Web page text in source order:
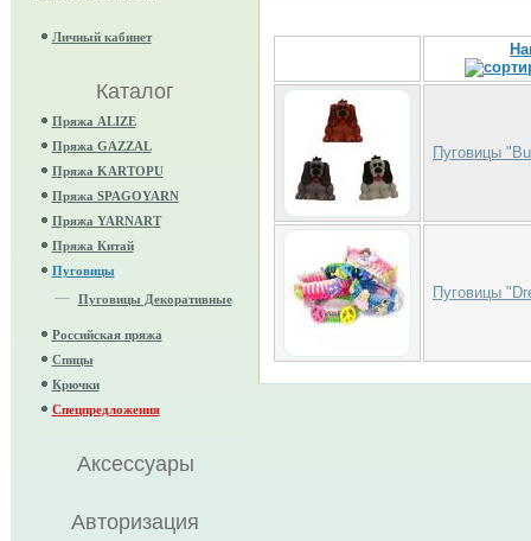
Личный кабинет
Каталог
Пряжа ALIZE
Пряжа GAZZAL
Пряжа KARTOPU
Пряжа SPAGOYARN
Пряжа YARNART
Пряжа Китай
Пуговицы
Пуговицы Декоративные
Российская пряжа
Спицы
Крючки
Спецпредложения
Аксессуары
Авторизация
Пуговицы
Пуговицы